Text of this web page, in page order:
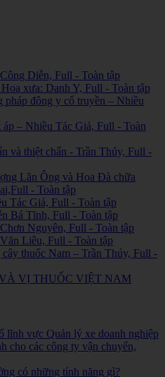
Diễn, Full - Toàn tập
xưa: Danh Y, Full - Toàn tập
pháp đông y cổ truyền – Nhiều
áp – Nhiều Tác Giả, Full - Toàn
và thiệt chẩn - Trần Thúy, Full -
Lãn Ông và Hoa Đà chữa
- Toàn tập
Tác Giả, Full - Toàn tập
Bá Tĩnh, Full - Toàn tập
Nguyên, Full - Toàn tập
Liêu, Full - Toàn tập
cây thuốc Nam – Trần Thúy, Full -
VỊ THUỐC VIỆT NAM
lĩnh vực Quản lý xe doanh nghiệp
cho các công ty vận chuyển,
có những tính năng gì?